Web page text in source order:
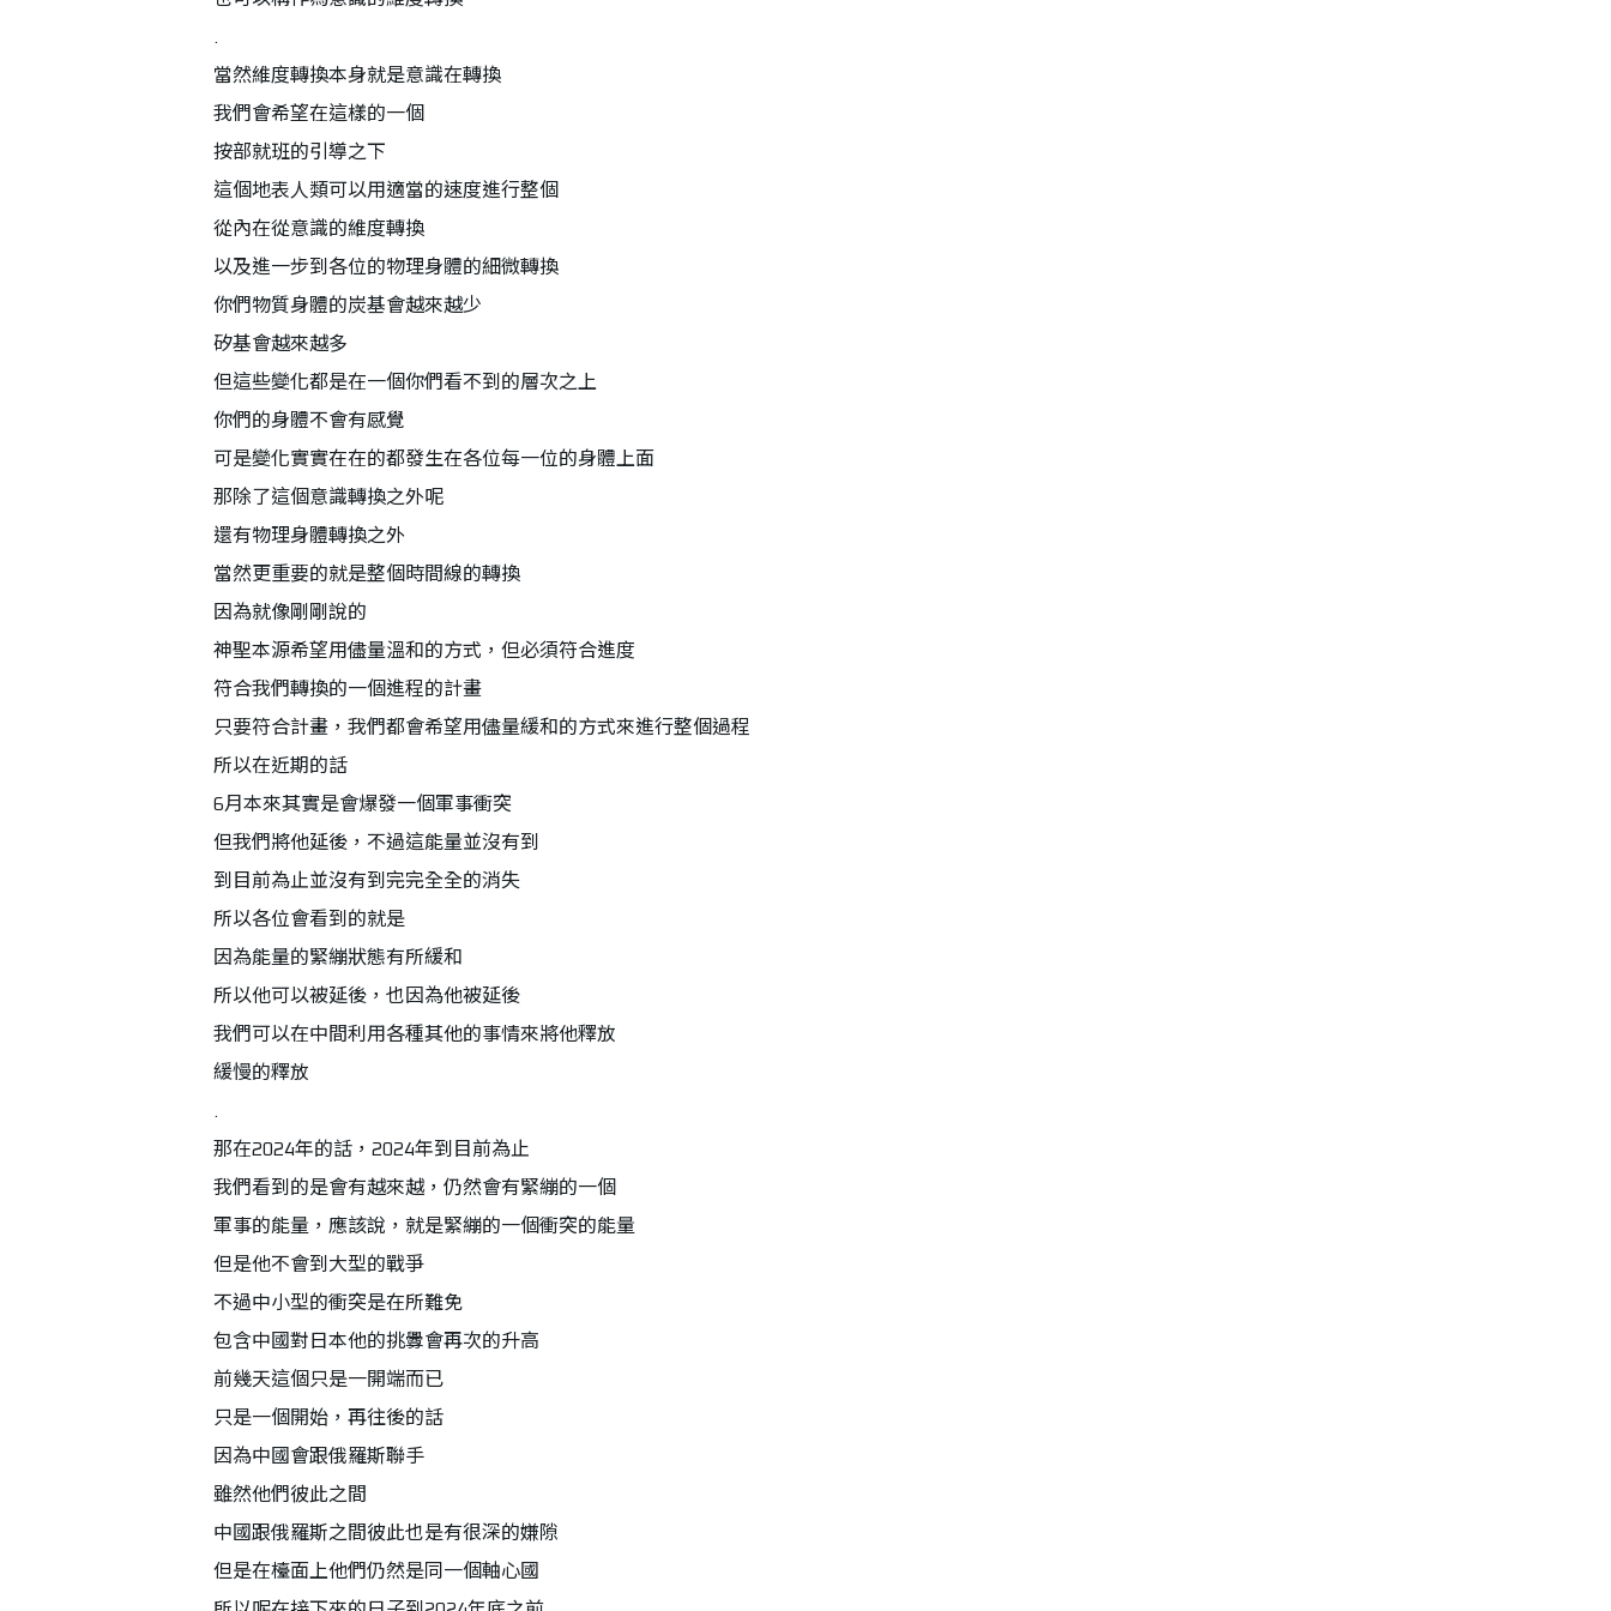
.
當然維度轉換本身就是意識在轉換
我們會希望在這樣的一個
按部就班的引導之下
這個地表人類可以用適當的速度進行整個
從內在從意識的維度轉換
以及進一步到各位的物理身體的細微轉換
你們物質身體的炭基會越來越少
矽基會越來越多
但這些變化都是在一個你們看不到的層次之上
你們的身體不會有感覺
可是變化實實在在的都發生在各位每一位的身體上面
那除了這個意識轉換之外呢
還有物理身體轉換之外
當然更重要的就是整個時間線的轉換
因為就像剛剛說的
神聖本源希望用儘量溫和的方式，但必須符合進度
符合我們轉換的一個進程的計畫
只要符合計畫，我們都會希望用儘量緩和的方式來進行整個過程
所以在近期的話
6月本來其實是會爆發一個軍事衝突
但我們將他延後，不過這能量並沒有到
到目前為止並沒有到完完全全的消失
所以各位會看到的就是
因為能量的緊繃狀態有所緩和
所以他可以被延後，也因為他被延後
我們可以在中間利用各種其他的事情來將他釋放
緩慢的釋放
.
那在2024年的話，2024年到目前為止
我們看到的是會有越來越，仍然會有緊繃的一個
軍事的能量，應該說，就是緊繃的一個衝突的能量
但是他不會到大型的戰爭
不過中小型的衝突是在所難免
包含中國對日本他的挑釁會再次的升高
前幾天這個只是一開端而已
只是一個開始，再往後的話
因為中國會跟俄羅斯聯手
雖然他們彼此之間
中國跟俄羅斯之間彼此也是有很深的嫌隙
但是在檯面上他們仍然是同一個軸心國